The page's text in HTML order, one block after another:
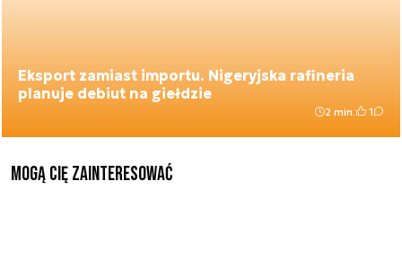
Eksport zamiast importu. Nigeryjska rafineria
planuje debiut na giełdzie
2 min. 1
Mogą Cię zainteresować